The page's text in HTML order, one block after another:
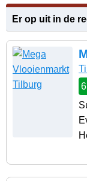
Er op uit in de